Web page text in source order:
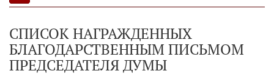
СПИСОК НАГРАЖДЕННЫХ
БЛАГОДАРСТВЕННЫМ ПИСЬМОМ
ПРЕДСЕДАТЕЛЯ ДУМЫ